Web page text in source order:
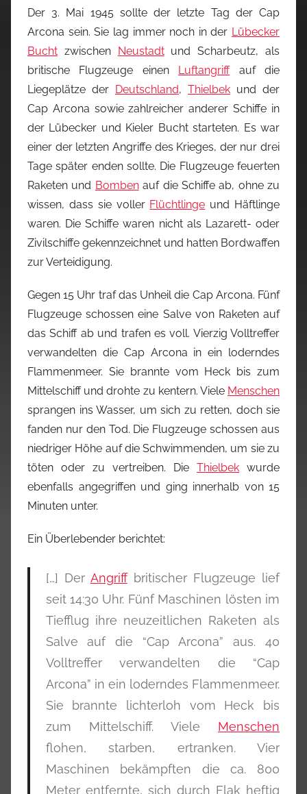
Der 3. Mai 1945 sollte der letzte Tag der Cap
Arcona sein. Sie lag immer noch in der Lübecker
Bucht zwischen Neustadtund Scharbeutz, als
britische Flugzeuge einen Luftangriffauf die
Liegeplätze der Deutschland, Thielbek und der
Cap Arcona sowie zahlreicher anderer Schiffe in
der Lübecker und Kieler Bucht starteten. Es war
einer der letzten Angriffe des Krieges, der nur drei
Tage später enden sollte. Die Flugzeuge feuerten
Raketen und Bombenauf die Schiffe ab, ohne zu
wissen, dass sie voller Flüchtlinge und Häftlinge
waren. Die Schiffe waren nicht als Lazarett- oder
Zivilschiffe gekennzeichnet und hatten Bordwaffen
zur Verteidigung.
Gegen 15 Uhr traf das Unheil die Cap Arcona. Fünf
Flugzeuge schossen eine Salve von Raketen auf
das Schiff ab und trafen es voll. Vierzig Volltreffer
verwandelten die Cap Arcona in ein loderndes
Flammenmeer. Sie brannte vom Heck bis zum
Mittelschiff und drohte zu kentern. Viele Menschen
sprangen ins Wasser, um sich zu retten, doch sie
fanden nur den Tod. Die Flugzeuge schossen aus
niedriger Höhe auf die Schwimmenden, um sie zu
töten oder zu vertreiben. Die Thielbek wurde
ebenfalls angegriffen und ging innerhalb von 15
Minuten unter.
Ein Überlebender berichtet:
[…] Der Angriffbritischer Flugzeuge lief
seit 14:30 Uhr. Fünf Maschinen lösten im
Tiefflug ihre neuzeitlichen Raketen als
Salve auf die “Cap Arcona” aus. 40
Volltreffer verwandelten die “Cap
Arcona” in ein loderndes Flammenmeer.
Sie brannte lichterloh vom Heck bis
zum Mittelschiff. Viele Menschen
flohen, starben, ertranken. Vier
Maschinen bekämpften die ca. 800
Meter entfernte, sich durch Flak heftig